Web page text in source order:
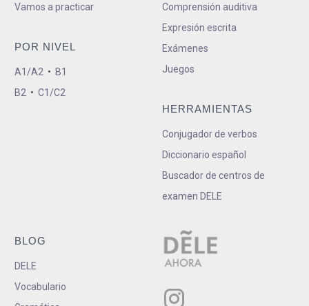
Vamos a practicar
POR NIVEL
A1/A2 • B1
B2 • C1/C2
Comprensión auditiva
Expresión escrita
Exámenes
Juegos
HERRAMIENTAS
Conjugador de verbos
Diccionario español
Buscador de centros de
examen DELE
BLOG
DELE
Vocabulario